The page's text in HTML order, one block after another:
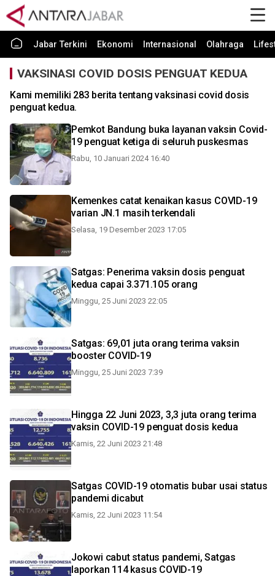
Jabar Terkini Ekonomi Internasional Olahraga
VAKSINASI COVID DOSIS PENGUAT KEDUA
Kami memiliki 283 berita tentang vaksinasi covid dosis
penguat kedua.
Pemkot Bandung buka layanan vaksin Covid-
19 penguat ketiga di seluruh puskesmas
Rabu, 10 Januari 2024 16:40
Kemenkes catat kenaikan kasus COVID-19
varian JN.1 masih terkendali
Selasa, 19 Desember 2023 17:05
Satgas: Penerima vaksin dosis penguat
kedua capai 3.371.105 orang
Minggu, 25 Juni 2023 22:05
Satgas: 69,01 juta orang terima vaksin
booster COVID-19
Minggu, 25 Juni 2023 7:39
Hingga 22 Juni 2023, 3,3 juta orang terima
vaksin COVID-19 penguat dosis kedua
Kamis, 22 Juni 2023 21:48
Satgas COVID-19 otomatis bubar usai status
pandemi dicabut
Kamis, 22 Juni 2023 11:54
Jokowi cabut status pandemi, Satgas
laporkan 114 kasus COVID-19